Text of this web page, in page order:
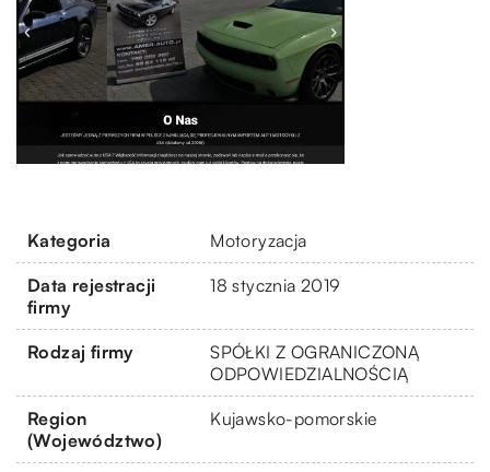
Kategoria Motoryzacja
Data rejestracji
firmy
18 stycznia 2019
Rodzaj firmy
SPÓŁKI Z OGRANICZONĄ
ODPOWIEDZIALNOŚCIĄ
Region
(Województwo)
Kujawsko-pomorskie